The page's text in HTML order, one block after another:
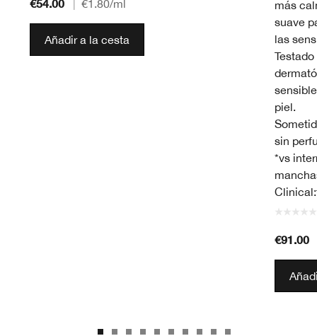
€54.00 €1.80/ml
Añadir a la cesta
más
suave
las
piel.
sin
*vs
€91.00